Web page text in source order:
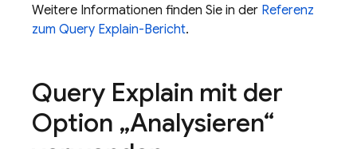
Weitere Informationen finden Sie in der Referenz
zum Query Explain-Bericht.
Query Explain mit der
Option „Analysieren“